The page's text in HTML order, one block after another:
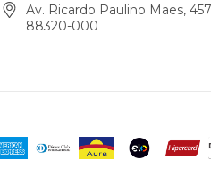
Av. Ricardo Paulino Maes,
88320-000